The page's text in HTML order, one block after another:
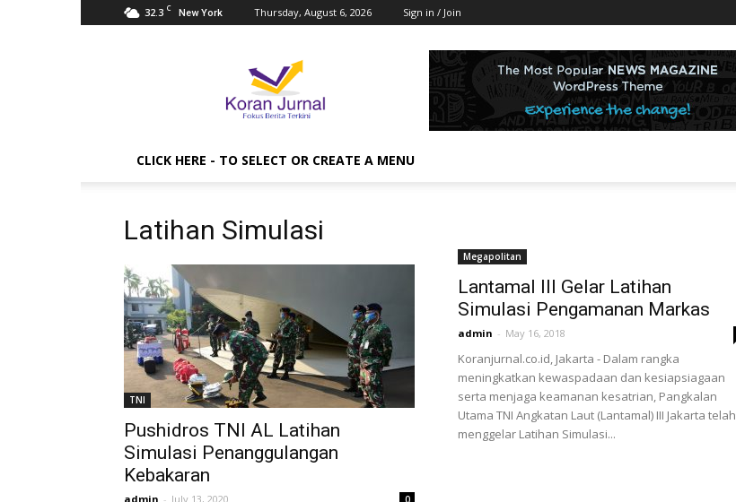
32.3 C New York Thursday, August 6, 2026 Sign in / Join
CLICK HERE - TO SELECT OR CREATE A MENU
Latihan Simulasi
TNI
Pushidros TNI AL Latihan
Simulasi Penanggulangan
Kebakaran
admin - July 13, 2020 0
Megapolitan
Lantamal III Gelar Latihan
Simulasi Pengamanan Markas
admin - May 16, 2018
Koranjurnal.co.id, Jakarta - Dalam rangka
meningkatkan kewaspadaan dan kesiapsiagaan
serta menjaga keamanan kesatrian, Pangkalan
Utama TNI Angkatan Laut (Lantamal) III Jakarta telah
menggelar Latihan Simulasi...